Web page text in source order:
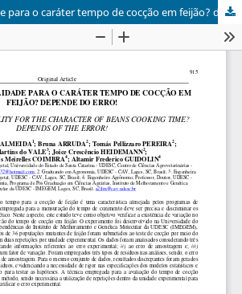
Existe variabilidade para o caráter tempo de cocção em feijão? depende do erro!